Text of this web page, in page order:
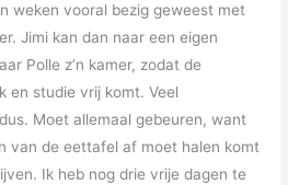
weken vooral bezig geweest met
Jimi kan dan naar een eigen
Polle z’n kamer, zodat de
en studie vrij komt. Veel
Moet allemaal gebeuren, want
van de eettafel af moet halen komt
Ik heb nog drie vrije dagen te